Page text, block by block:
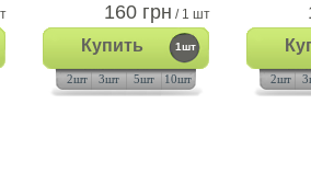
160 грн / 1 шт
Купить 1шт
2шт 3шт 5шт 10шт 2шт